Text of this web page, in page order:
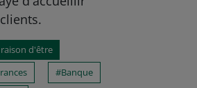
d'être
Banque